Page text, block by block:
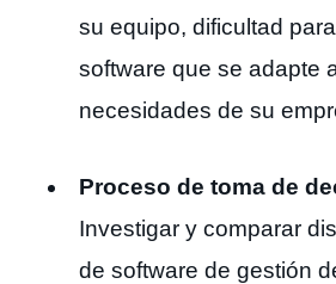
su equipo, dificultad
software que se adapte
necesidades de su
Proceso de toma de
Investigar y comparar
de software de gestión